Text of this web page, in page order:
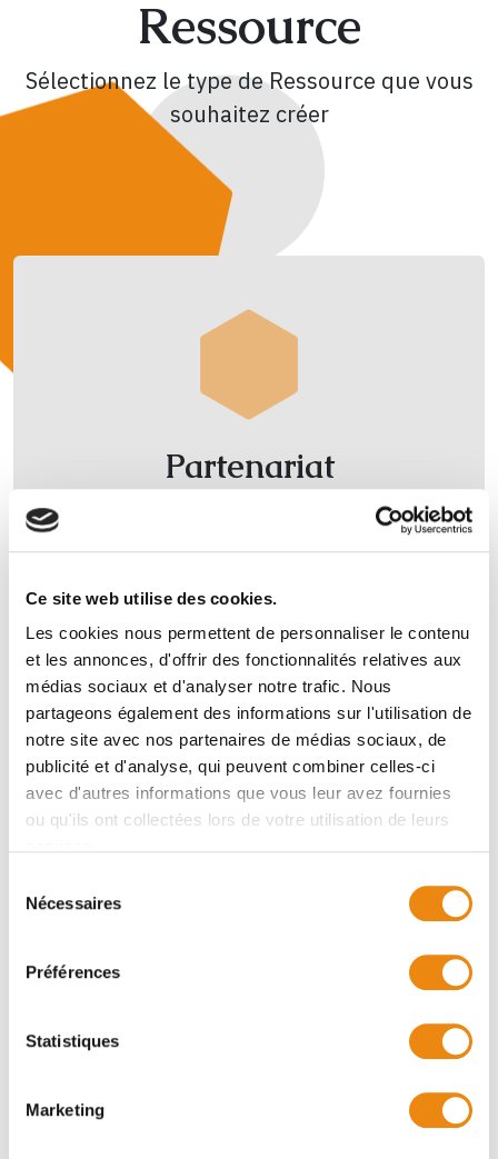
Ce site web utilise des cookies.
Les cookies nous permettent de personnaliser le contenu
et les annonces, d'offrir des fonctionnalités relatives aux
médias sociaux et d'analyser notre trafic. Nous
partageons également des informations sur l'utilisation de
notre site avec nos partenaires de médias sociaux, de
publicité et d'analyse, qui peuvent combiner celles-ci
avec d'autres informations que vous leur avez fournies
ou qu'ils ont collectées lors de votre utilisation de leurs
Nécessaires
Préférences
Statistiques
Marketing
Ressource
Sélectionnez le type de Ressource que vous
souhaitez créer
Partenariat
Les Ressources partenariats incluent les
instances de concertation ou les
réseaux
Inscrire
les organismes communautaires ou les